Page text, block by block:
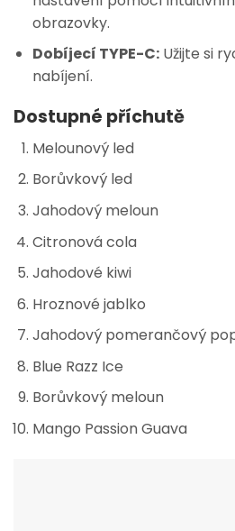
obrazovky.
Dobíjecí TYPE-C:Užijte si
nabíjení.
Dostupné příchutě
Melounový led
Borůvkový led
Jahodový meloun
Citronová cola
Jahodové kiwi
Hroznové jablko
Jahodový pomerančový
Blue Razz Ice
Borůvkový meloun
Mango Passion Guava